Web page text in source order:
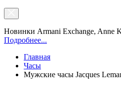
Новинки Armani Exchange, Anne
Подробнее...
Главная
Часы
Мужские часы Jacques